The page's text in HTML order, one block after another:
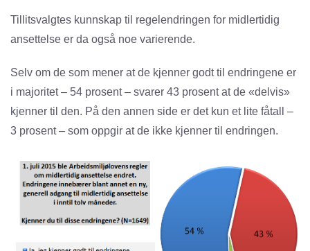
Tillitsvalgtes kunnskap til regelendringen for midlertidig
ansettelse er da også noe varierende.
Selv om de som mener at de kjenner godt til endringene er
i majoritet – 54 prosent – svarer 43 prosent at de «delvis»
kjenner til den. På den annen side er det kun et lite fåtall –
3 prosent – som oppgir at de ikke kjenner til endringen.